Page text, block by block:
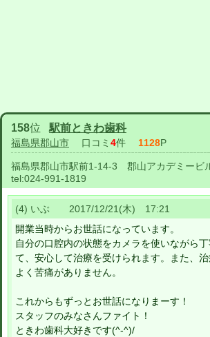
158位駅前ときわ歯科
福島県郡山市 口コミ 4件 1128P
福島県郡山市駅前1-14-3 郡山アカデミービ
tel:024-991-1819
(4) いぶ 2017/12/21(木) 17:21
開業当時からお世話になっています。
自分の口腔内の状態をカメラを使いながら
て、安心して治療を受けられます。また、
よく苦痛がありません。
これからもずっとお世話になりまーす！
スタッフのみなさんファイト！
ときわ歯科大好きです(^-^)/